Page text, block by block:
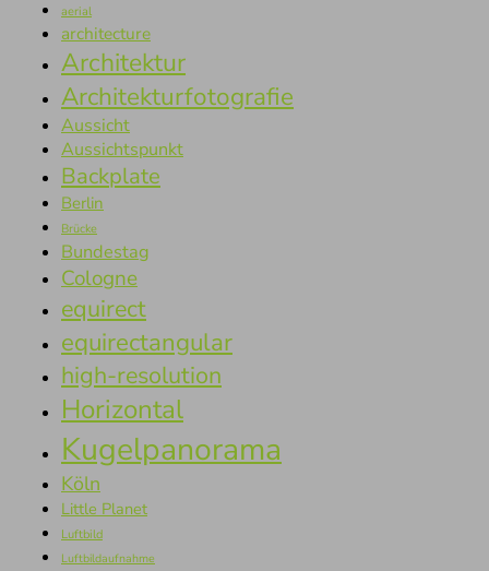
aerial
architecture
Architektur
Architekturfotografie
Aussicht
Aussichtspunkt
Backplate
Berlin
Brücke
Bundestag
Cologne
equirect
equirectangular
high-resolution
Horizontal
Kugelpanorama
Köln
Little Planet
Luftbild
Luftbildaufnahme